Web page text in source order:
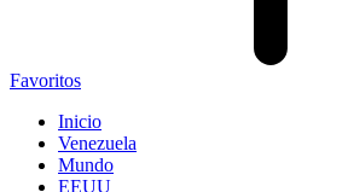
Favoritos
Inicio
Venezuela
Mundo
EEUU